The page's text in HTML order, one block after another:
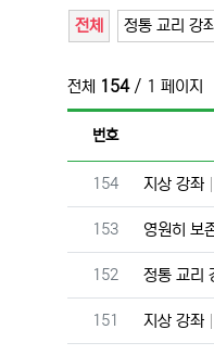
전체 정통 교리 강
전체 154/ 1 페이지
번호
번호
154 지상 강좌
번호
153 영원히 보
번호
152 정통 교리
번호
151 지상 강좌